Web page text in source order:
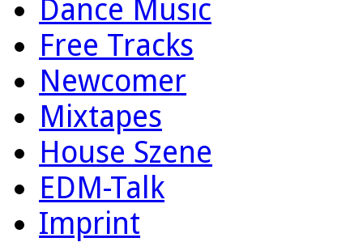
Dance Music
Free Tracks
Newcomer
Mixtapes
House Szene
EDM-Talk
Imprint